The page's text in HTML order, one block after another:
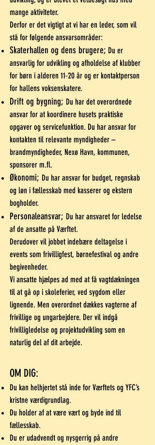
mange aktiviteter.
Derfor er det vigtigt at vi har en leder, som vil
stå for følgende ansvarsområder:
Skaterhallen og dens brugere; Du er
ansvarlig for udvikling og afholdelse af klubber
for børn i alderen 11-20 år og er kontaktperson
for hallens voksenskatere.
Drift og bygning; Du har det overordnede
ansvar for at koordinere husets praktiske
opgaver og servicefunktion. Du har ansvar for
kontakten til relevante myndigheder –
brandmyndigheder, Nexø Havn, kommunen,
sponsorer m.fl.
Økonomi; Du har ansvar for budget, regnskab
og løn i fællesskab med kasserer og ekstern
bogholder.
Personaleansvar; Du har ansvaret for ledelse
af de ansatte på Værftet.
Derudover vil jobbet indebære deltagelse i
events som frivilligfest, børnefestival og andre
begivenheder.
Vi ansatte hjælpes ad med at få vagtdækningen
til at gå op i skoleferier, ved sygdom eller
lignende. Men overordnet dækkes vagterne af
frivillige og ungarbejdere. Der vil indgå
frivilligledelse og projektudvikling som en
naturlig del af dit arbejde.
OM DIG:
Du kan helhjertet stå inde for Værftets og YFC’s
kristne værdigrundlag.
Du holder af at være vært og byde ind til
fællesskab.
Du er udadvendt og nysgerrig på andre